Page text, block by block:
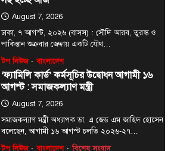
August 7, 2026
সমাজকল্যাণ মন্ত্রী অধ্যাপক ডা. এ জেড এম জাহিদ হোসেন
বলেছেন, আগামী ১৬ আগস্ট চলতি ২০২৬-২৭…
টপ নিউজ বাংলাদেশ বিশেষ সংবাদ
সরকারের পাঁচ মন্ত্রণালয় ও দপ্তরে নতুন সচিব
নিয়োগ
August 7, 2026
দেশের তিনটি মন্ত্রণালয় ও দুইটি দপ্তরে নতুন সচিব নিয়োগ
দিয়েছে সরকার। আজ (বৃহস্পতিবার) এ সংক্রান্ত…
টপ নিউজ বাংলাদেশ বিশেষ সংবাদ